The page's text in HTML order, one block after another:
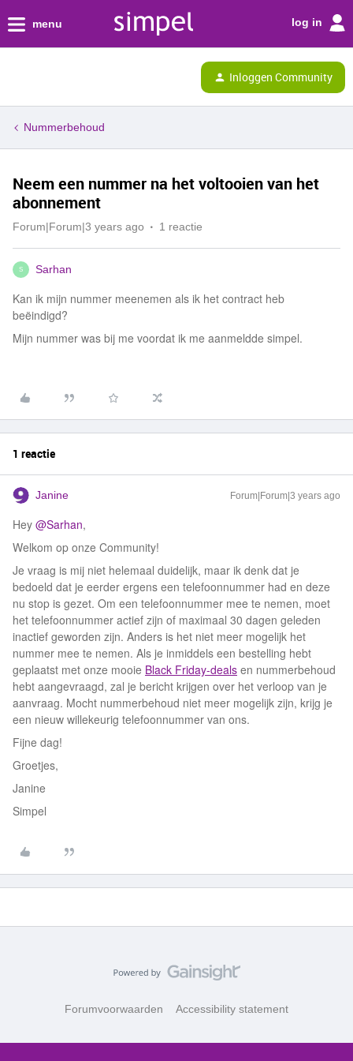
menu log in
Inloggen Community
Nummerbehoud
Neem een ​​nummer na het voltooien van het
abonnement
Forum|Forum|3 years ago 1 reactie
S Sarhan
Kan ik mijn nummer meenemen als ik het contract heb
beëindigd?
Mijn nummer was bij me voordat ik me aanmeldde simpel.
1 reactie
Janine Forum|Forum|3 years ago
Hey @Sarhan,
Welkom op onze Community!
Je vraag is mij niet helemaal duidelijk, maar ik denk dat je
bedoeld dat je eerder ergens een telefoonnummer had en deze
nu stop is gezet. Om een telefoonnummer mee te nemen, moet
het telefoonnummer actief zijn of maximaal 30 dagen geleden
inactief geworden zijn. Anders is het niet meer mogelijk het
nummer mee te nemen. Als je inmiddels een bestelling hebt
geplaatst met onze mooie Black Friday-deals en nummerbehoud
hebt aangevraagd, zal je bericht krijgen over het verloop van je
aanvraag. Mocht nummerbehoud niet meer mogelijk zijn, krijg je
een nieuw willekeurig telefoonnummer van ons.
Fijne dag!
Groetjes,
Janine
Simpel
Forumvoorwaarden Accessibility statement